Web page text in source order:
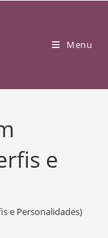
Menu
e
e Personalidades)